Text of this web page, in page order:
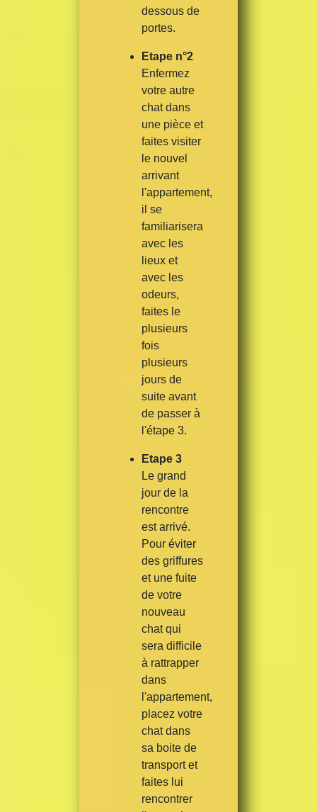
dessous de
portes.
Etape n°2
Enfermez
votre autre
chat dans
une pièce et
faites visiter
le nouvel
arrivant
l'appartement,
il se
familiarisera
avec les
lieux et
avec les
odeurs,
faites le
plusieurs
fois
plusieurs
jours de
suite avant
de passer à
l'étape 3.
Etape 3
Le grand
jour de la
rencontre
est arrivé.
Pour éviter
des griffures
et une fuite
de votre
nouveau
chat qui
sera difficile
à rattrapper
dans
l'appartement,
placez votre
chat dans
sa boite de
transport et
faites lui
rencontrer